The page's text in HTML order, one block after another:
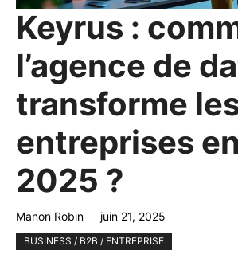
Keyrus :
l’agence de
transforme
entreprises en
2025 ?
Manon Robin juin 21, 2025
BUSINESS / B2B / ENTREPRISE